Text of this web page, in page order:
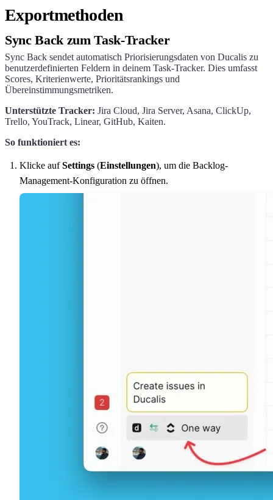
Exportmethoden
Sync Back zum Task-Tracker
Sync Back sendet automatisch Priorisierungsdaten von Ducalis zu
benutzerdefinierten Feldern in deinem Task-Tracker. Dies umfasst
Scores, Kriterienwerte, Prioritätsrankings und
Übereinstimmungsmetriken.
Unterstützte Tracker: Jira Cloud, Jira Server, Asana, ClickUp,
Trello, YouTrack, Linear, GitHub, Kaiten.
So funktioniert es:
Klicke aufSettings (Einstellungen), um die Backlog-
Management-Konfiguration zu öffnen.